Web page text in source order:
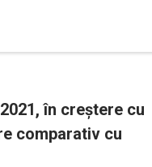
în creștere cu
comparativ cu